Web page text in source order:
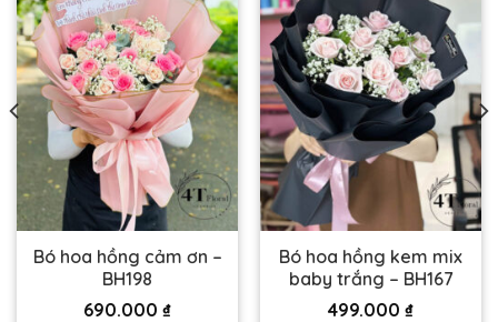
Bó hoa hồng cảm ơn –
BH198
690.000 ₫
Bó hoa hồng kem mix
baby trắng – BH167
499.000 ₫